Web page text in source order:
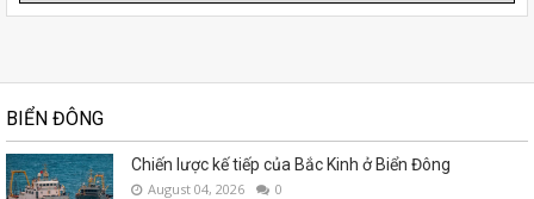
BIỂN ĐÔNG
Chiến lược kế tiếp của Bắc Kinh ở Biển Đông
August 04, 2026 0